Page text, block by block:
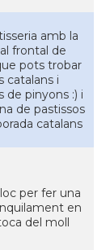
amb la
frontal de
pots trobar
catalans i
de pinyons :) i
de pastissos
catalans
per fer una
en
del moll